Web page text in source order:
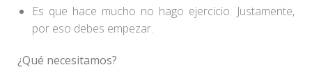
Es que hace mucho no hago ejercicio. Justamente,
por eso debes empezar.
¿Qué necesitamos?